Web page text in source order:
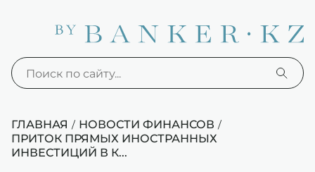
ГЛАВНАЯ / НОВОСТИ ФИНАНСОВ /
ПРИТОК ПРЯМЫХ ИНОСТРАННЫХ
ИНВЕСТИЦИЙ В К...